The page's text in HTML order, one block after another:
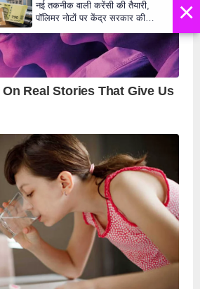
×
नई तकनीक वाली करेंसी की तैयारी,
पॉलिमर नोटों पर केंद्र सरकार की
₹10 और ₹20 के नोट - Daily Lok
Manch PM Modi U